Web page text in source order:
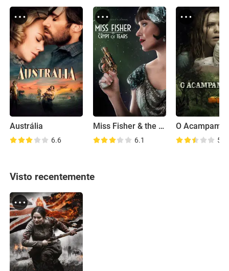
Austrália
6.6
Miss Fisher & the Crypt of Tears
6.1
O
5.1
Visto recentemente